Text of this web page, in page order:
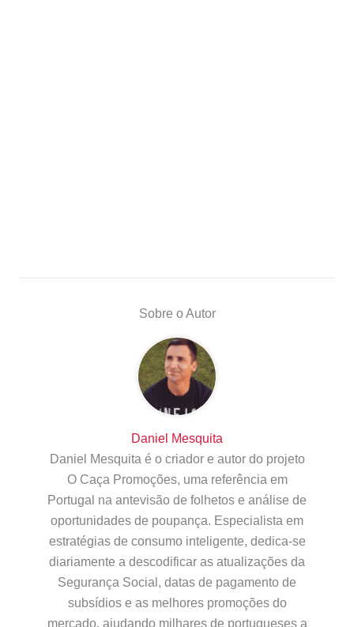
Sobre o Autor
Daniel Mesquita
Daniel Mesquita é o criador e autor do projeto
O Caça Promoções, uma referência em
Portugal na antevisão de folhetos e análise de
oportunidades de poupança. Especialista em
estratégias de consumo inteligente, dedica-se
diariamente a descodificar as atualizações da
Segurança Social, datas de pagamento de
subsídios e as melhores promoções do
mercado, ajudando milhares de portugueses a